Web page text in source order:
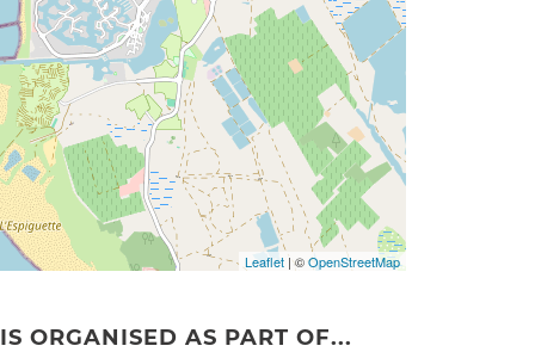
Leaflet| ©OpenStreetMap
IS ORGANISED AS PART OF...